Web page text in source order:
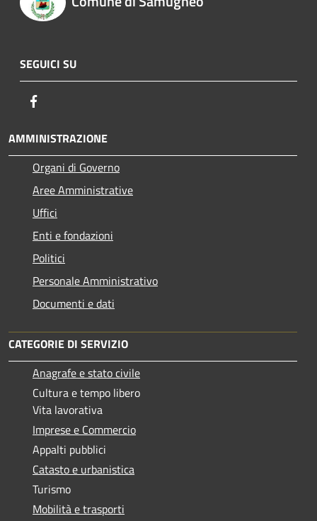
SEGUICI SU
AMMINISTRAZIONE
Organi di Governo
Aree Amministrative
Uffici
Enti e fondazioni
Politici
Personale Amministrativo
Documenti e dati
CATEGORIE DI SERVIZIO
Anagrafe e stato civile
Cultura e tempo libero
Vita lavorativa
Imprese e Commercio
Appalti pubblici
Catasto e urbanistica
Turismo
Mobilità e trasporti